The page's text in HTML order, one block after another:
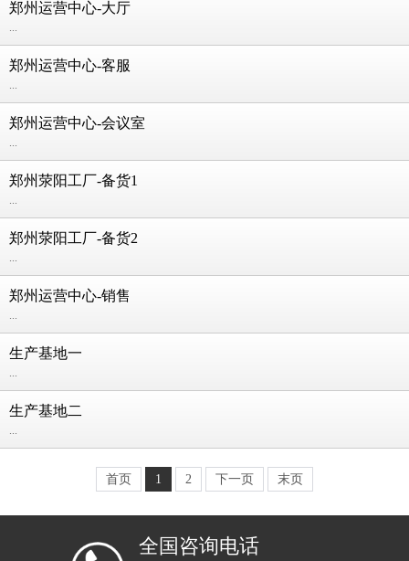
郑州运营中心-大厅
郑州运营中心-客服
郑州运营中心-会议室
郑州荥阳工厂-备货1
郑州荥阳工厂-备货2
郑州运营中心-销售
生产基地一
生产基地二
首页 1 2 下一页 末页
全国咨询电话